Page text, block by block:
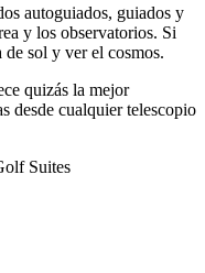
autoguiados, guiados y
y los observatorios. Si
de sol y ver el cosmos.
quizás la mejor
desde cualquier telescopio
Suites